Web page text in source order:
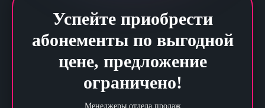
Успейте приобрести
абонементы по выгодной
цене, предложение
ограничено!
Менеджеры отдела продаж